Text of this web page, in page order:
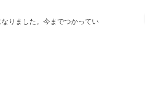
りました。今までつかってい